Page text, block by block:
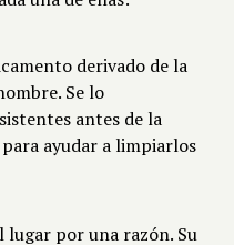
derivado de la
Se lo
antes de la
ayudar a limpiarlos
lugar por una razón. Su